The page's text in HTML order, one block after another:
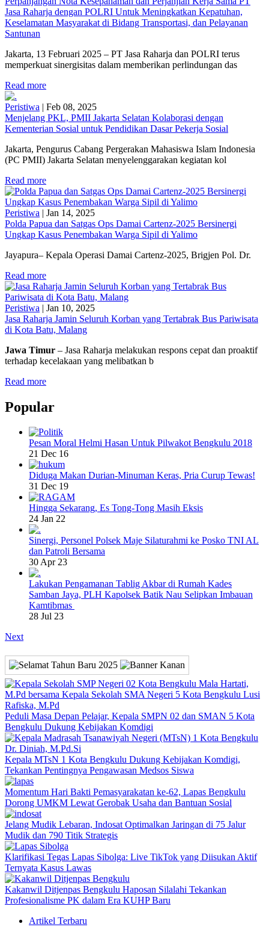
Jasa Raharja dengan POLRI Untuk Meningkatkan Kepatuhan,
Keselamatan Masyarakat di Bidang Transportasi, dan Pelayanan
Santunan
Jakarta, 13 Februari 2025 – PT Jasa Raharja dan POLRI terus
memperkuat sinergisitas dalam memberikan perlindungan das
Read more
Peristiwa | Feb 08, 2025
Menjelang PKL, PMII Jakarta Selatan Kolaborasi dengan
Kementerian Sosial untuk Pendidikan Dasar Pekerja Sosial
Jakarta, Pengurus Cabang Pergerakan Mahasiswa Islam Indonesia
(PC PMII) Jakarta Selatan menyelenggarakan kegiatan kol
Read more
Peristiwa | Jan 14, 2025
Polda Papua dan Satgas Ops Damai Cartenz-2025 Bersinergi
Ungkap Kasus Penembakan Warga Sipil di Yalimo
Jayapura– Kepala Operasi Damai Cartenz-2025, Brigjen Pol. Dr.
Read more
Peristiwa | Jan 10, 2025
Jasa Raharja Jamin Seluruh Korban yang Tertabrak Bus Pariwisata
di Kota Batu, Malang
Jawa Timur – Jasa Raharja melakukan respons cepat dan proaktif
terhadap kecelakaan yang melibatkan b
Read more
Popular
Pesan Moral Helmi Hasan Untuk Pilwakot Bengkulu 2018
21 Dec 16
Diduga Makan Durian-Minuman Keras, Pria Curup Tewas!
31 Dec 19
Hingga Sekarang, Es Tong-Tong Masih Eksis
24 Jan 22
Sinergi, Personel Polsek Maje Silaturahmi ke Posko TNI AL
dan Patroli Bersama
30 Apr 23
Lakukan Pengamanan Tablig Akbar di Rumah Kades
Samban Jaya, PLH Kapolsek Batik Nau Selipkan Imbauan
Kamtibmas
28 Jul 23
Next
Peduli Masa Depan Pelajar, Kepala SMPN 02 dan SMAN 5 Kota
Bengkulu Dukung Kebijakan Komdigi
Kepala MTsN 1 Kota Bengkulu Dukung Kebijakan Komdigi,
Tekankan Pentingnya Pengawasan Medsos Siswa
Momentum Hari Bakti Pemasyarakatan ke-62, Lapas Bengkulu
Dorong UMKM Lewat Gerobak Usaha dan Bantuan Sosial
Jelang Mudik Lebaran, Indosat Optimalkan Jaringan di 75 Jalur
Mudik dan 790 Titik Strategis
Klarifikasi Tegas Lapas Sibolga: Live TikTok yang Diisukan Aktif
Ternyata Kasus Lawas
Kakanwil Ditjenpas Bengkulu Haposan Silalahi Tekankan
Profesionalisme PK dalam Era KUHP Baru
Artikel Terbaru